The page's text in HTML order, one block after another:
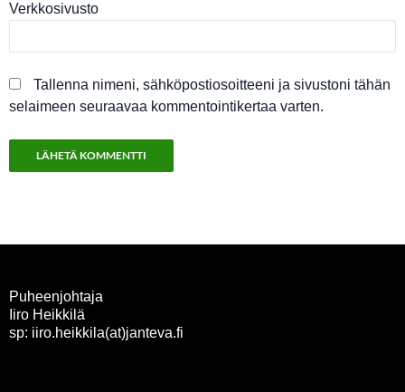
Verkkosivusto
Tallenna nimeni, sähköpostiosoitteeni ja sivustoni tähän
selaimeen seuraavaa kommentointikertaa varten.
Puheenjohtaja
Iiro Heikkilä
sp: iiro.heikkila(at)janteva.fi